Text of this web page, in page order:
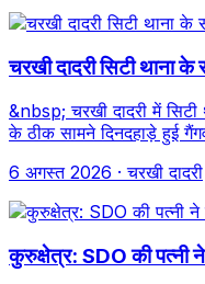
चरखी दादरी सिटी थाना
&nbsp; चरखी दादरी में सिटी
के ठीक सामने दिनदहाड़े हुई
6 अगस्त 2026 · चरखी दादरी
कुरुक्षेत्र: SDO की पत्नी